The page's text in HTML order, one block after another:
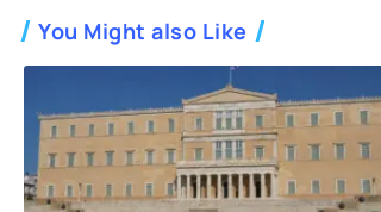
You Might also Like